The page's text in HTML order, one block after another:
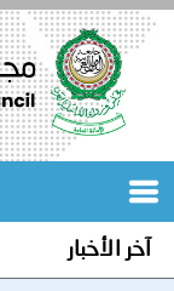
الرئيسية
آخر الأخبار